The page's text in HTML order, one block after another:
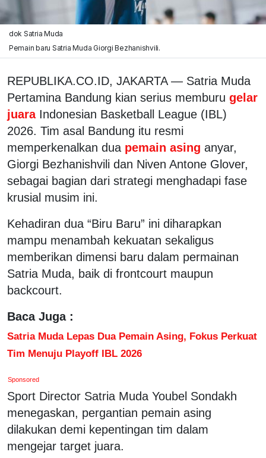
dok Satria Muda
Pemain baru Satria Muda Giorgi Bezhanishvili.
REPUBLIKA.CO.ID, JAKARTA — Satria Muda
Pertamina Bandung kian serius memburu gelar
juara Indonesian Basketball League (IBL)
2026. Tim asal Bandung itu resmi
memperkenalkan dua pemain asing anyar,
Giorgi Bezhanishvili dan Niven Antone Glover,
sebagai bagian dari strategi menghadapi fase
krusial musim ini.
Kehadiran dua “Biru Baru” ini diharapkan
mampu menambah kekuatan sekaligus
memberikan dimensi baru dalam permainan
Satria Muda, baik di frontcourt maupun
backcourt.
Baca Juga :
Satria Muda Lepas Dua Pemain Asing, Fokus Perkuat
Tim Menuju Playoff IBL 2026
Sponsored
Sport Director Satria Muda Youbel Sondakh
menegaskan, pergantian pemain asing
dilakukan demi kepentingan tim dalam
mengejar target juara.